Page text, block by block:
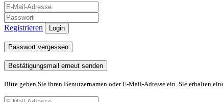
Registrieren Login
Passwort vergessen
Bestätigungsmail erneut senden
Bitte geben Sie ihren Benutzernamen oder E-Mail-Adresse ein. Sie erhalten